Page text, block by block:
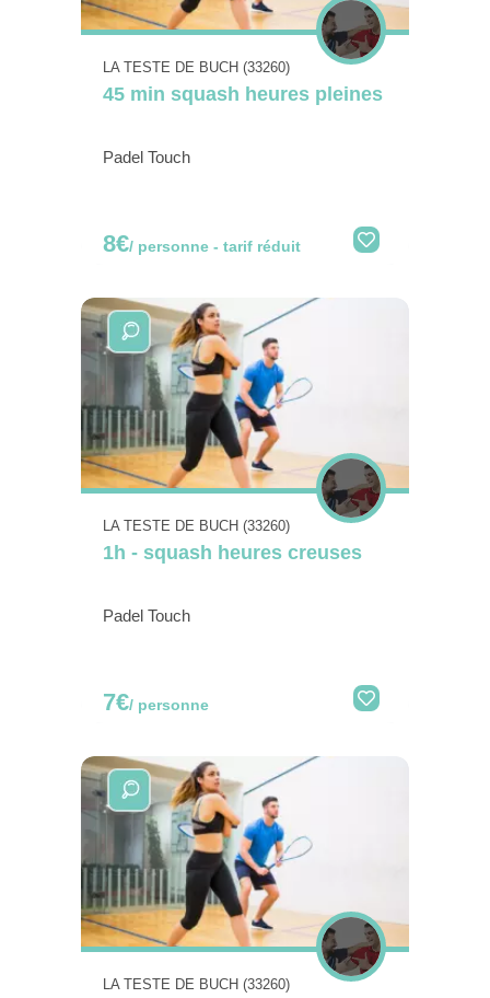
LA TESTE DE BUCH (33260)
45 min squash heures pleines
Padel Touch
8€/ personne - tarif réduit
LA TESTE DE BUCH (33260)
1h - squash heures creuses
Padel Touch
7€/ personne
LA TESTE DE BUCH (33260)